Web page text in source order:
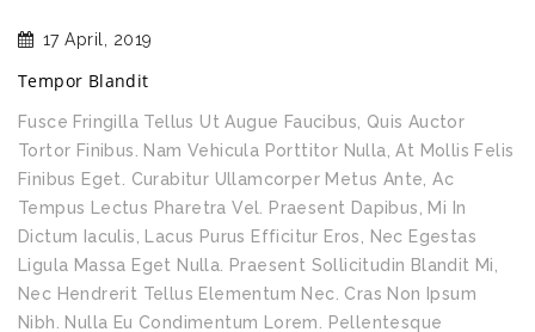
17 April, 2019
Tempor Blandit
Fusce Fringilla Tellus Ut Augue Faucibus, Quis Auctor
Tortor Finibus. Nam Vehicula Porttitor Nulla, At Mollis Felis
Finibus Eget. Curabitur Ullamcorper Metus Ante, Ac
Tempus Lectus Pharetra Vel. Praesent Dapibus, Mi In
Dictum Iaculis, Lacus Purus Efficitur Eros, Nec Egestas
Ligula Massa Eget Nulla. Praesent Sollicitudin Blandit Mi,
Nec Hendrerit Tellus Elementum Nec. Cras Non Ipsum
Nibh. Nulla Eu Condimentum Lorem. Pellentesque